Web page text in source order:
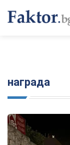
награда